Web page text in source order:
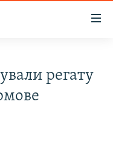
регату